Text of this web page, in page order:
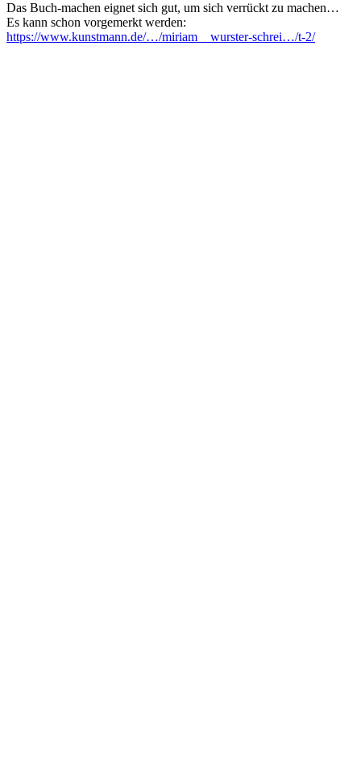
Das Buch-machen eignet sich gut, um sich verrückt zu machen…
Es kann schon vorgemerkt werden:
https://www.kunstmann.de/…/miriam__wurster-schrei…/t-2/